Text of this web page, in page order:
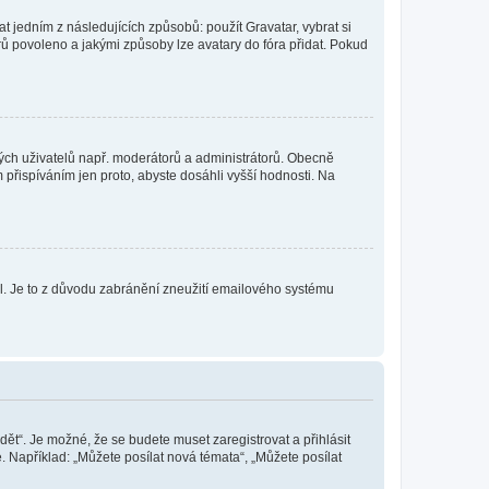
jedním z následujících způsobů: použít Gravatar, vybrat si
povoleno a jakými způsoby lze avatary do fóra přidat. Pokud
uživatelů např. moderátorů a administrátorů. Obecně
jen proto, abyste dosáhli vyšší hodnosti. Na
Je to z důvodu zabránění zneužití emailového systému
Je možné, že se budete muset zaregistrovat a přihlásit
„Můžete posílat nová témata“, „Můžete posílat